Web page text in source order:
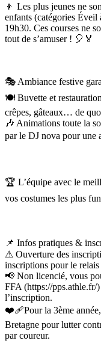
👦 Les plus jeunes ne
enfants (catégories
19h30. Ces courses ne
tout de s’amuser ! 🎈🏅
🎭 Ambiance festive
🍽 Buvette et
crêpes, gâteaux… de
🎶 Animations toute la
par le DJ nova pour
🏆 L’équipe avec le
vos costumes les plus
📌 Infos pratiques &
⚠ Ouverture des
inscriptions pour le
📢 Non licencié, vous
FFA (https://pps.athle.fr/
l’inscription.
❤️‍🩹​Pour la 3ème
Bretagne pour lutter
par coureur.